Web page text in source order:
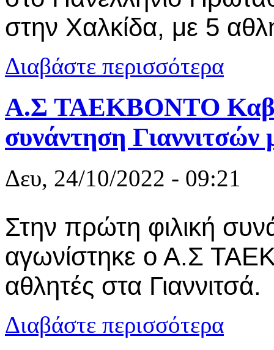
στην Χαλκίδα, με 5
Διαβάστε περισσότερα
Α.Σ ΤΑΕΚΒΟΝΤΟ
συνάντηση Γιαννιτσών
Δευ, 24/10/2022 - 09:21
Στην πρώτη φιλική
αγωνίστηκε ο Α.Σ
αθλητές στα Γιαννιτσά.
Διαβάστε περισσότερα